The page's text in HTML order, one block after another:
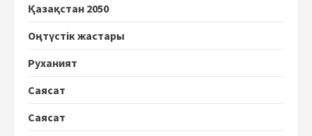
Қазақстан 2050
Оңтүстік жастары
Руханият
Саясат
Саясат